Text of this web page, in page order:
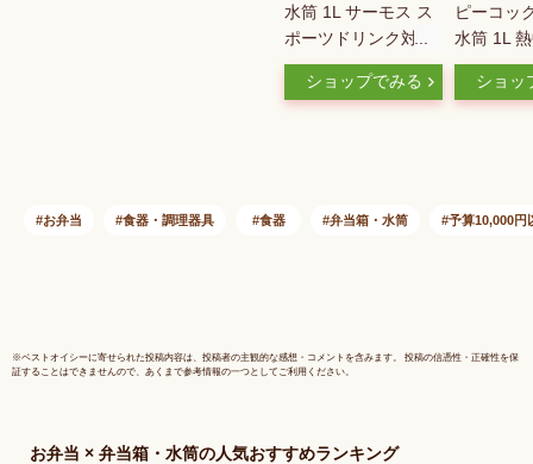
水筒 1L サーモス ス
ポーツドリンク対応
炭酸対応 ステンレス
ボトル 直飲み 真空
THERMOS 保冷炭酸
ショップでみる
ピーコッ
水筒 1L
AJL-
冷 炭酸
ツドリン
ショッ
お弁当 食器・調理器具 食器 弁当箱・水筒 予算10,000円
※ベストオイシーに寄せられた投稿内容は、投稿者の主観的な感想・コメントを含みます。 投稿の信憑性・正確性を保
証することはできませんので、あくまで参考情報の一つとしてご利用ください。
お弁当 × 弁当箱・水筒の人気おすすめランキング